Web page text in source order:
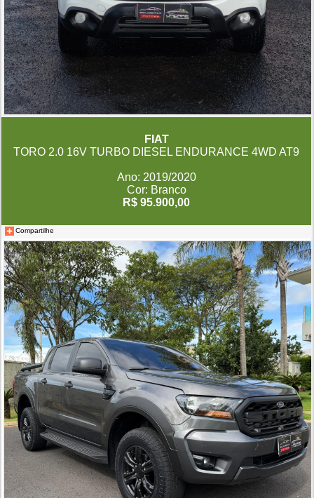
FIAT
TORO 2.0 16V TURBO DIESEL ENDURANCE 4WD AT9
Ano: 2019/2020
Cor: Branco
R$ 95.900,00
Compartilhe